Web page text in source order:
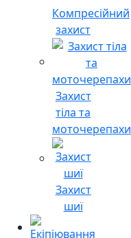
Компресійний
захист
Захист
тіла та
моточерепахи
Захист
шиї